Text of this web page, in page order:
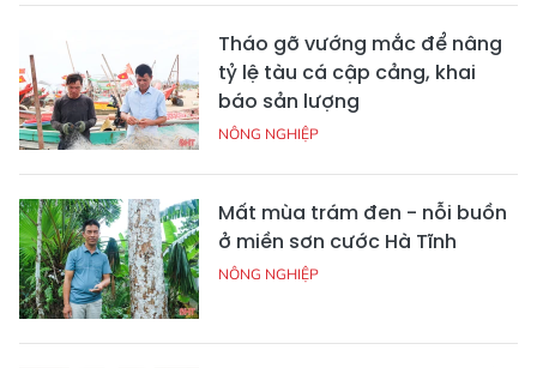
Tháo gỡ vướng mắc để nâng
tỷ lệ tàu cá cập cảng, khai
báo sản lượng
NÔNG NGHIỆP
Mất mùa trám đen - nỗi buồn
ở miền sơn cước Hà Tĩnh
NÔNG NGHIỆP